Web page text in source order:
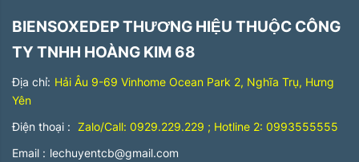
BIENSOXEDEP THƯƠNG HIỆU THUỘC CÔNG
TY TNHH HOÀNG KIM 68
Địa chỉ: Hải Âu 9-69 Vinhome Ocean Park 2, Nghĩa Trụ, Hưng
Yên
Điện thoại : Zalo/Call: 0929.229.229 ; Hotline 2: 0993555555
Email : lechuyentcb@gmail.com